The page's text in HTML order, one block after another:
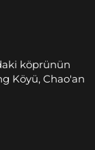
köprünün
Köyü, Chao'an